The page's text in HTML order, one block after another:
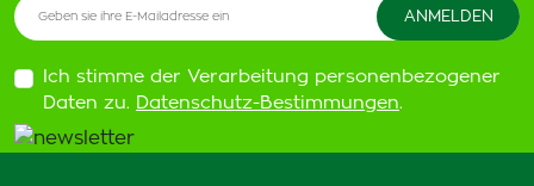
Ich stimme der Verarbeitung personenbezogener
Daten zu. Datenschutz-Bestimmungen.